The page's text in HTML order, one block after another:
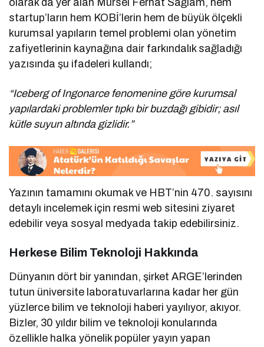
startup’ların hem KOBİ’lerin hem de büyük ölçekli
kurumsal yapıların temel problemi olan yönetim
zafiyetlerinin kaynağına dair farkındalık sağladığı
yazısında şu ifadeleri kullandı;
“Iceberg of Ingonarce fenomenine göre kurumsal
yapılardaki problemler tıpkı bir buzdağı gibidir; asıl
kütle suyun altında gizlidir.”
Yazının tamamını okumak ve HBT’nin 470. sayısını
detaylı incelemek için resmi web sitesini ziyaret
edebilir veya sosyal medyada takip edebilirsiniz.
Herkese Bilim Teknoloji Hakkında
Dünyanın dört bir yanından, şirket ARGE’lerinden
tutun üniversite laboratuvarlarına kadar her gün
yüzlerce bilim ve teknoloji haberi yayılıyor, akıyor.
Bizler, 30 yıldır bilim ve teknoloji konularında
özellikle halka yönelik popüler yayın yapan